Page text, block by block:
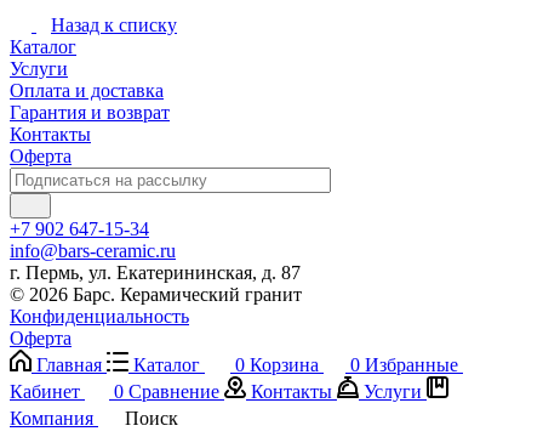
Назад к списку
Каталог
Услуги
Оплата и доставка
Гарантия и возврат
Контакты
Оферта
+7 902 647-15-34
info@bars-ceramic.ru
г. Пермь, ул. Екатерининская, д. 87
© 2026 Барс. Керамический гранит
Конфиденциальность
Оферта
Главная
Каталог 0 Корзина 0 Избранные
Кабинет
0 Сравнение Контакты
Услуги
Компания
Поиск